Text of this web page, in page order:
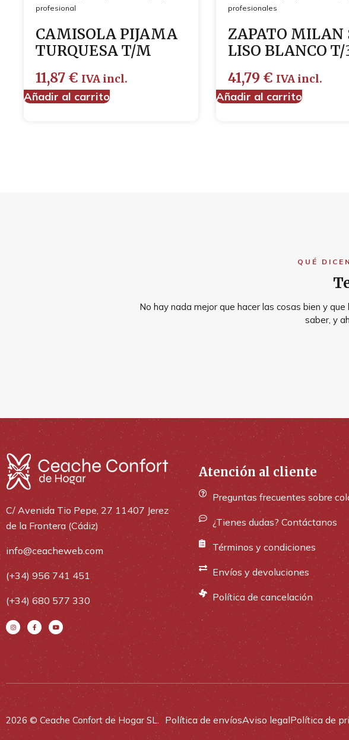
profesional
CAMISOLA PIJAMA
TURQUESA T/M
11,87 € IVA incl.
Añadir al carrito
profesionales
ZAPATO MILAN
LISO BLANCO T/
41,79 € IVA incl.
Añadir al carrito
QUÉ
No hay nada mejor que hacer las cosas bien y
saber, y
C/ Avenida Tio Pepe, 27 11407 Jerez
de la Frontera (Cádiz)
info@ceacheweb.com
(+34) 956 741 451
(+34) 680 577 330
Atención al cliente
Preguntas frecuentes sobre
¿Tienes dudas? Contáctanos
Términos y condiciones
Envíos y devoluciones
Política de cancelación
2026 © Ceache Confort de Hogar SL. Política de envíosAviso legalPolítica de